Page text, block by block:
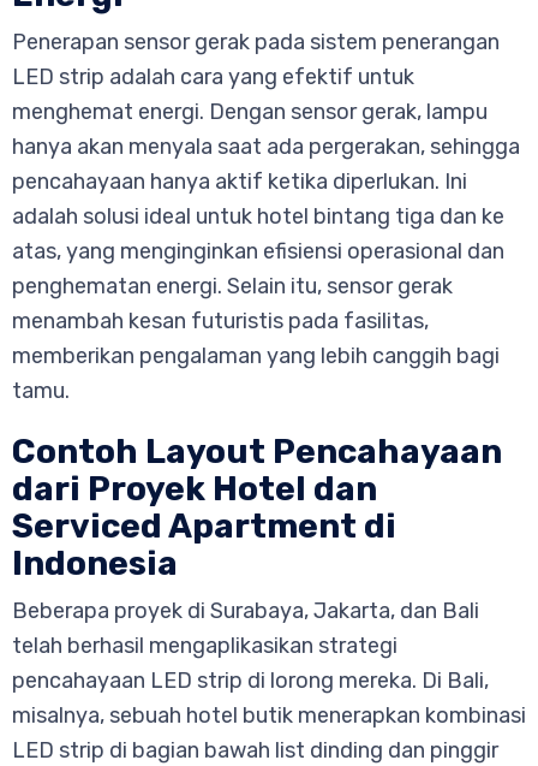
Penerapan sensor gerak pada sistem penerangan
LED strip adalah cara yang efektif untuk
menghemat energi. Dengan sensor gerak, lampu
hanya akan menyala saat ada pergerakan, sehingga
pencahayaan hanya aktif ketika diperlukan. Ini
adalah solusi ideal untuk hotel bintang tiga dan ke
atas, yang menginginkan efisiensi operasional dan
penghematan energi. Selain itu, sensor gerak
menambah kesan futuristis pada fasilitas,
memberikan pengalaman yang lebih canggih bagi
tamu.
Contoh Layout Pencahayaan
dari Proyek Hotel dan
Serviced Apartment di
Indonesia
Beberapa proyek di Surabaya, Jakarta, dan Bali
telah berhasil mengaplikasikan strategi
pencahayaan LED strip di lorong mereka. Di Bali,
misalnya, sebuah hotel butik menerapkan kombinasi
LED strip di bagian bawah list dinding dan pinggir